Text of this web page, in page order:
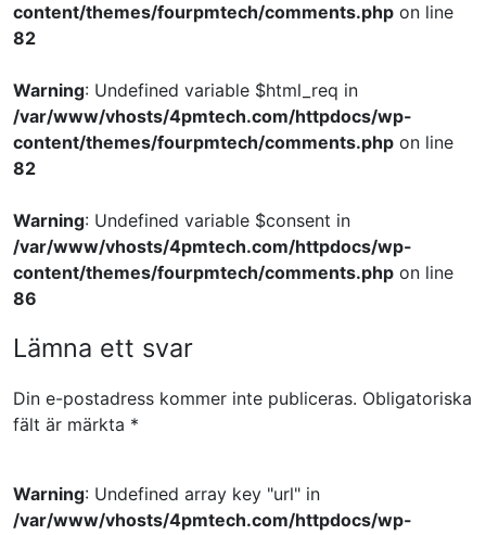
content/themes/fourpmtech/comments.php on line
82
Warning: Undefined variable $html_req in
/var/www/vhosts/4pmtech.com/httpdocs/wp-
content/themes/fourpmtech/comments.php on line
82
Warning: Undefined variable $consent in
/var/www/vhosts/4pmtech.com/httpdocs/wp-
content/themes/fourpmtech/comments.php on line
86
Lämna ett svar
Din e-postadress kommer inte publiceras. Obligatoriska
fält är märkta *
Warning: Undefined array key "url" in
/var/www/vhosts/4pmtech.com/httpdocs/wp-